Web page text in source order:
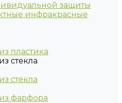
защиты
инфракрасные
пластика
стекла
стекла
фарфора